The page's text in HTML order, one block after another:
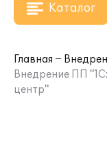
Каталог
Главная
Внедрение ПП
центр"